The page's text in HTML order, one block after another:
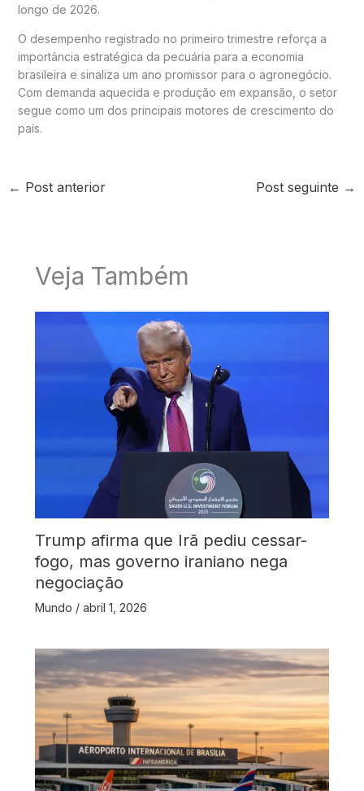
longo de 2026.
O desempenho registrado no primeiro trimestre reforça a
importância estratégica da pecuária para a economia
brasileira e sinaliza um ano promissor para o agronegócio.
Com demanda aquecida e produção em expansão, o setor
segue como um dos principais motores de crescimento do
país.
← Post anterior Post seguinte →
Veja Também
Trump afirma que Irã pediu cessar-
fogo, mas governo iraniano nega
negociação
Mundo / abril 1, 2026